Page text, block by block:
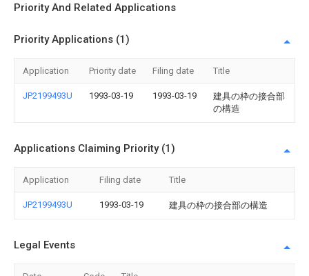
Priority And Related Applications
Priority Applications (1)
Application Priority date Filing date Title
JP2199493U 1993-03-19 1993-03-19
建具の枠の接合部
の構造
Applications Claiming Priority (1)
Application Filing date Title
JP2199493U 1993-03-19 建具の枠の接合部の構造
Legal Events